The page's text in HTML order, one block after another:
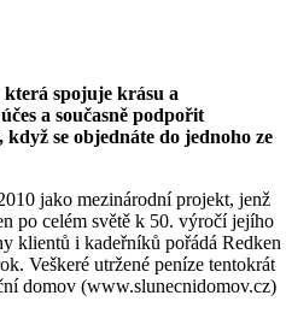
spojuje krásu a
a současně podpořit
se objednáte do jednoho ze
jako mezinárodní projekt, jenž
po celém světě k 50. výročí jejího
klientů i kadeřníků pořádá Redken
Veškeré utržené peníze tentokrát
domov (www.slunecnidomov.cz)